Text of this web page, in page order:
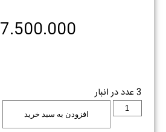
7.500.000
3 عدد در انبار
افزودن به سبد خرید